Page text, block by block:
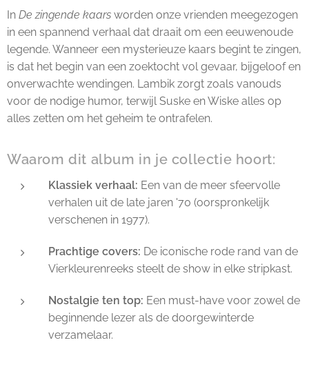
In De zingende kaars worden onze vrienden meegezogen
in een spannend verhaal dat draait om een eeuwenoude
legende. Wanneer een mysterieuze kaars begint te zingen,
is dat het begin van een zoektocht vol gevaar, bijgeloof en
onverwachte wendingen. Lambik zorgt zoals vanouds
voor de nodige humor, terwijl Suske en Wiske alles op
alles zetten om het geheim te ontrafelen.
Waarom dit album in je collectie hoort:
Klassiek verhaal: Een van de meer sfeervolle
verhalen uit de late jaren '70 (oorspronkelijk
verschenen in 1977).
Prachtige covers: De iconische rode rand van de
Vierkleurenreeks steelt de show in elke stripkast.
Nostalgie ten top: Een must-have voor zowel de
beginnende lezer als de doorgewinterde
verzamelaar.